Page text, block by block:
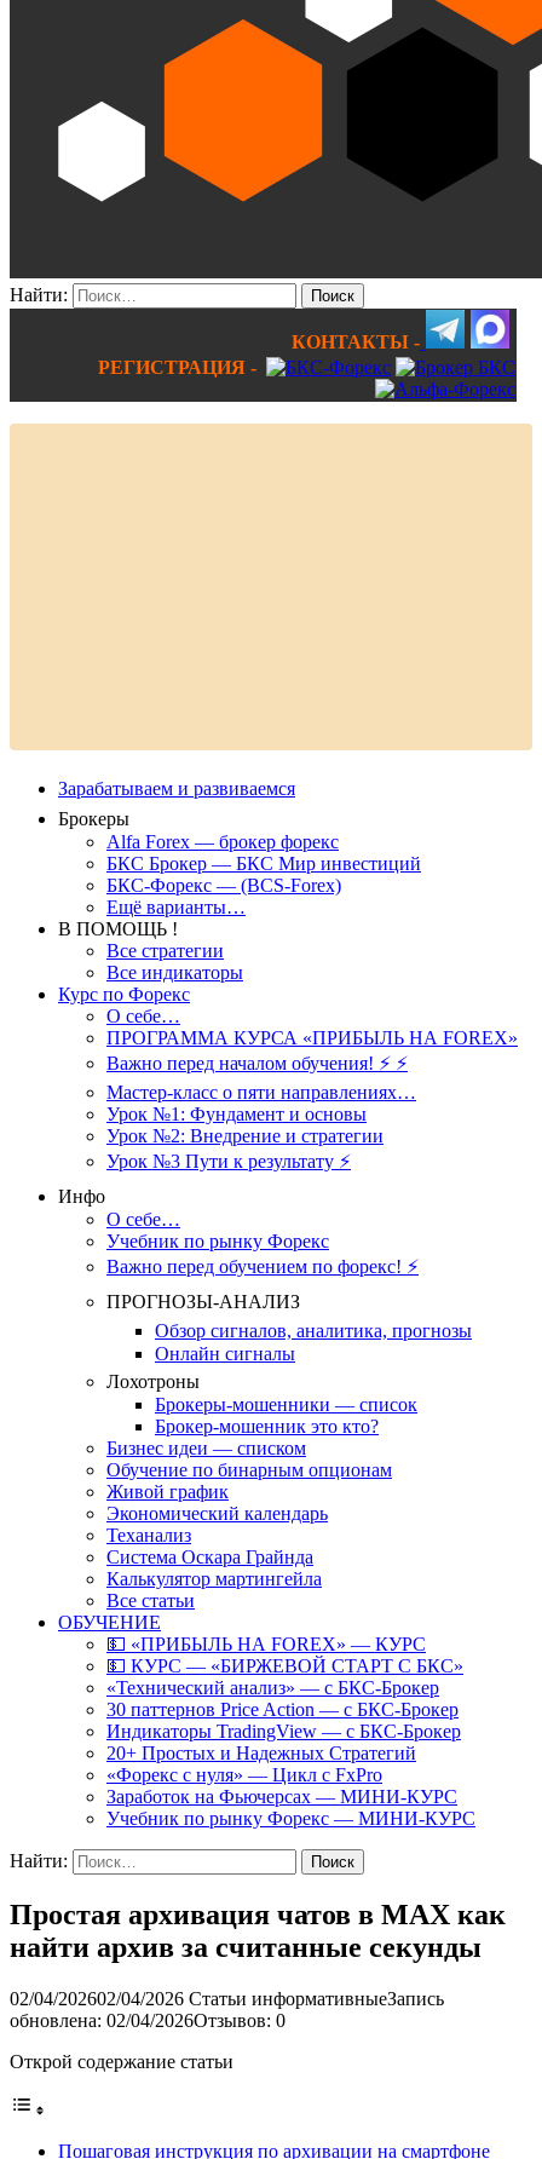
Найти:
КОНТАКТЫ -
РЕГИСТРАЦИЯ -
Зарабатываем и развиваемся
Брокеры
Alfa Forex — брокер форекс
БКС Брокер — БКС Мир инвестиций
БКС-Форекс — (BCS-Forex)
Ещё варианты…
В ПОМОЩЬ !
Все стратегии
Все индикаторы
Курс по Форекс
О себе…
ПРОГРАММА КУРСА «ПРИБЫЛЬ НА FOREX»
Важно перед началом обучения! ⚡ ⚡
Мастер-класс о пяти направлениях…
Урок №1: Фундамент и основы
Урок №2: Внедрение и стратегии
Урок №3 Пути к результату ⚡️
Инфо
О себе…
Учебник по рынку Форекс
Важно перед обучением по форекс! ⚡
ПРОГНОЗЫ-АНАЛИЗ
Обзор сигналов, аналитика, прогнозы
Онлайн сигналы
Лохотроны
Брокеры-мошенники — список
Брокер-мошенник это кто?
Бизнес идеи — списком
Обучение по бинарным опционам
Живой график
Экономический календарь
Теханализ
Система Оскара Грайнда
Калькулятор мартингейла
Все статьи
ОБУЧЕНИЕ
💵 «ПРИБЫЛЬ НА FOREX» — КУРС
💵 КУРС — «БИРЖЕВОЙ СТАРТ С БКС»
«Технический анализ» — с БКС-Брокер
30 паттернов Price Action — с БКС-Брокер
Индикаторы TradingView — с БКС-Брокер
20+ Простых и Надежных Стратегий
«Форекс с нуля» — Цикл с FxPro
Заработок на Фьючерсах — МИНИ-КУРС
Учебник по рынку Форекс — МИНИ-КУРС
Найти:
Простая архивация чатов в MAX как
найти архив за считанные секунды
02/04/202602/04/2026 Статьи информативныеЗапись
обновлена: 02/04/2026Отзывов: 0
Открой содержание статьи
Пошаговая инструкция по архивации на смартфоне